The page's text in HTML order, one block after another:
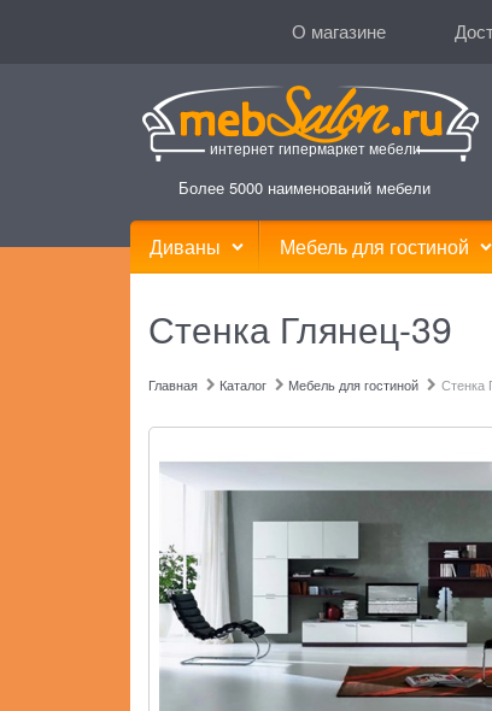
О магазине
интернет гипермаркет мебели
Более 5000 наименований мебели
Диваны Мебель для гостиной
Стенка Глянец-39
Главная Каталог Мебель для гостиной Стенка